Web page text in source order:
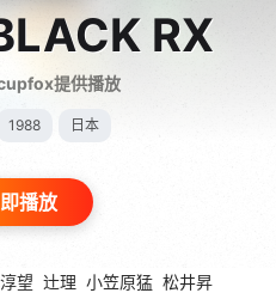
RX
提供播放
1988 日本
播放
望 辻理 小笠原猛 松井昇